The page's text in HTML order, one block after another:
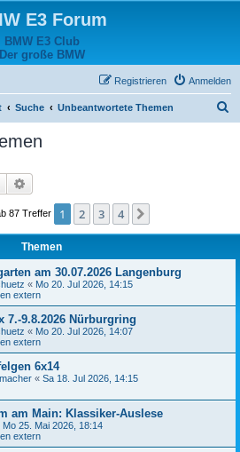
E3 Forum
BMW E3 Club
Der große BMW
Anmelden
Registrieren
Suche Unbeantwortete Themen
Suche
87 Treffer 1 2 3 4
Themen
am 30.07.2026 Langenburg
« Mo 20. Jul 2026, 14:15
extern
7.-9.8.2026 Nürburgring
« Mo 20. Jul 2026, 14:07
extern
6x14
« Sa 18. Jul 2026, 14:15
am Main: Klassiker-Auslese
Mo 25. Mai 2026, 18:14
extern